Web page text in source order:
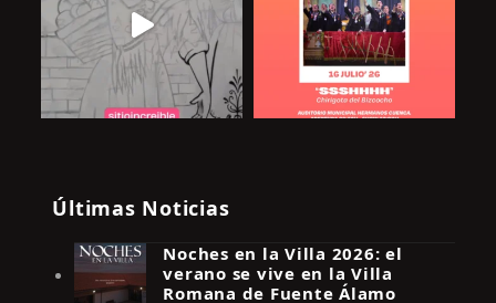
Últimas Noticias
Noches en la Villa 2026: el
verano se vive en la Villa
Romana de Fuente Álamo